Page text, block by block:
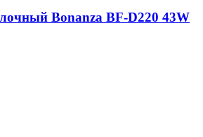
Bonanza BF-D220 43W